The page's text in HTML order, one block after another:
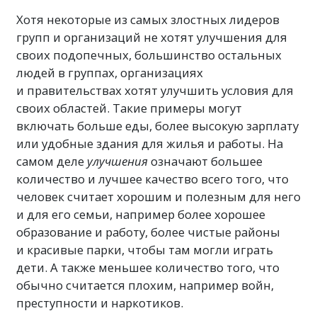
Хотя некоторые из самых злостных лидеров
групп и организаций не хотят улучшения для
своих подопечных, большинство остальных
людей в группах, организациях
и правительствах хотят улучшить условия для
своих областей. Такие примеры могут
включать больше еды, более высокую зарплату
или удобные здания для жилья и работы. На
самом делеулучшенияозначают большее
количество и лучшее качество всего того, что
человек считает хорошим и полезным для него
и для его семьи, например более хорошее
образование и работу, более чистые районы
и красивые парки, чтобы там могли играть
дети. А также меньшее количество того, что
обычно считается плохим, например войн,
преступности и наркотиков.